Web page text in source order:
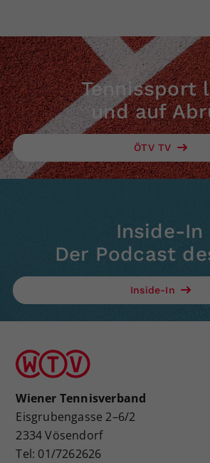
Tennissport
und auf
ÖTV TV
Inside-In
Der Podcast
Inside-In
Wiener Tennisverband
Eisgrubengasse 2–6/2
2334 Vösendorf
Tel: 01/7262626